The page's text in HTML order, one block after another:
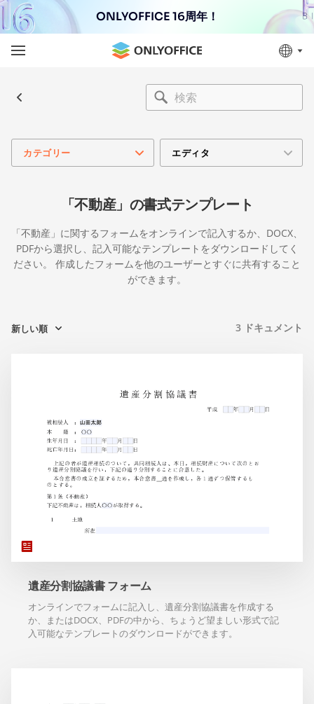
ONLYOFFICE 16周年！
カテゴリー エディタ
「不動産」の書式テンプレート
「不動産」に関するフォームをオンラインで記入するか、DOCX、
PDFから選択し、記入可能なテンプレートをダウンロードしてく
ださい。 作成したフォームを他のユーザーとすぐに共有すること
ができます。
新しい順 3 ドキュメント
遺産分割協議書 フォーム
オンラインでフォームに記入し、遺産分割協議書を作成する
か、またはDOCX、PDFの中から、ちょうど望ましい形式で記
入可能なテンプレートのダウンロードができます。